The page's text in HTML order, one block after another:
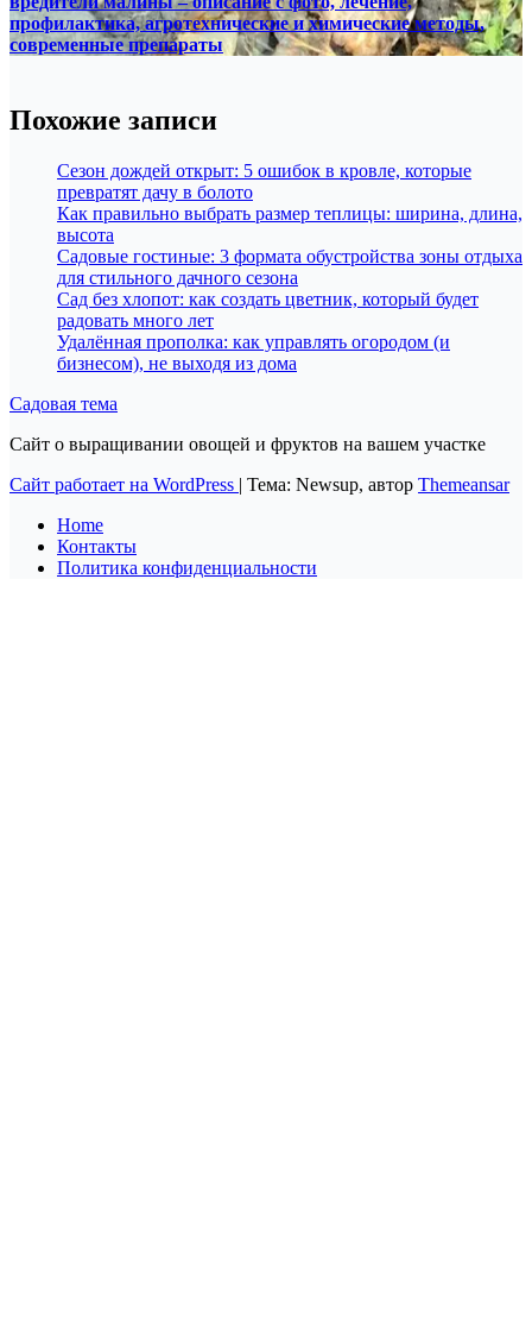
профилактика, агротехнические и химические методы,
современные препараты
Похожие записи
Сезон дождей открыт: 5 ошибок в кровле, которые
превратят дачу в болото
Как правильно выбрать размер теплицы: ширина, длина,
высота
Садовые гостиные: 3 формата обустройства зоны отдыха
для стильного дачного сезона
Сад без хлопот: как создать цветник, который будет
радовать много лет
Удалённая прополка: как управлять огородом (и
бизнесом), не выходя из дома
Садовая тема
Сайт о выращивании овощей и фруктов на вашем участке
Сайт работает на WordPress | Тема: Newsup, автор Themeansar
Home
Контакты
Политика конфиденциальности